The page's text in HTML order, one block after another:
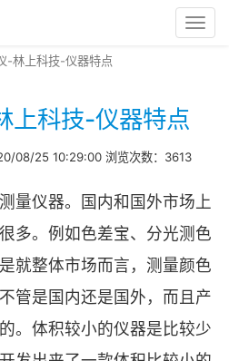
-林上科技-仪器特点
上科技-仪器特点
08/25 10:29:00 浏览次数：3613
量仪器。国内和国外市场上
多。例如色差宝、分光测色
就整体市场而言，测量颜色
管是国内还是国外，而且产
。体积较小的仪器是比较少